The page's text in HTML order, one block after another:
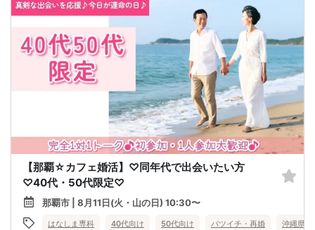
【那覇☆カフェ婚活】♡同年代で出会いたい方
♡40代・50代限定♡
那覇市 | 8月11日(火・山の日) 10:30〜
はなしま専科 40代向け 50代向け バツイチ・再婚 沖縄県